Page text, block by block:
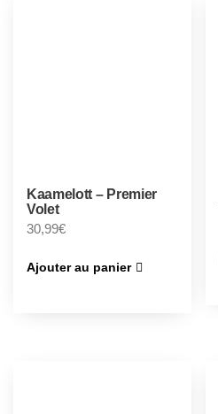
Kaamelott – Premier
Volet
30,99€
Ajouter au panier